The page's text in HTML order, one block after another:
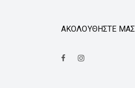
ΑΚΟΛΟΥΘΗΣΤΕ ΜΑΣ